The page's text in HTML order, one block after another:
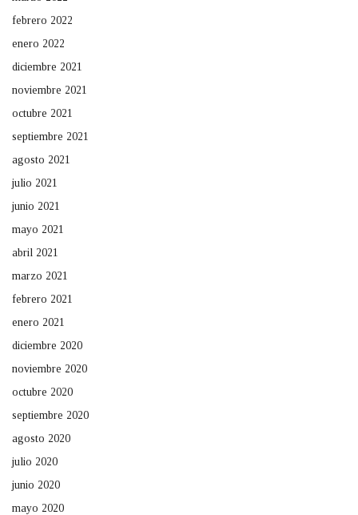
febrero 2022
enero 2022
diciembre 2021
noviembre 2021
octubre 2021
septiembre 2021
agosto 2021
julio 2021
junio 2021
mayo 2021
abril 2021
marzo 2021
febrero 2021
enero 2021
diciembre 2020
noviembre 2020
octubre 2020
septiembre 2020
agosto 2020
julio 2020
junio 2020
mayo 2020